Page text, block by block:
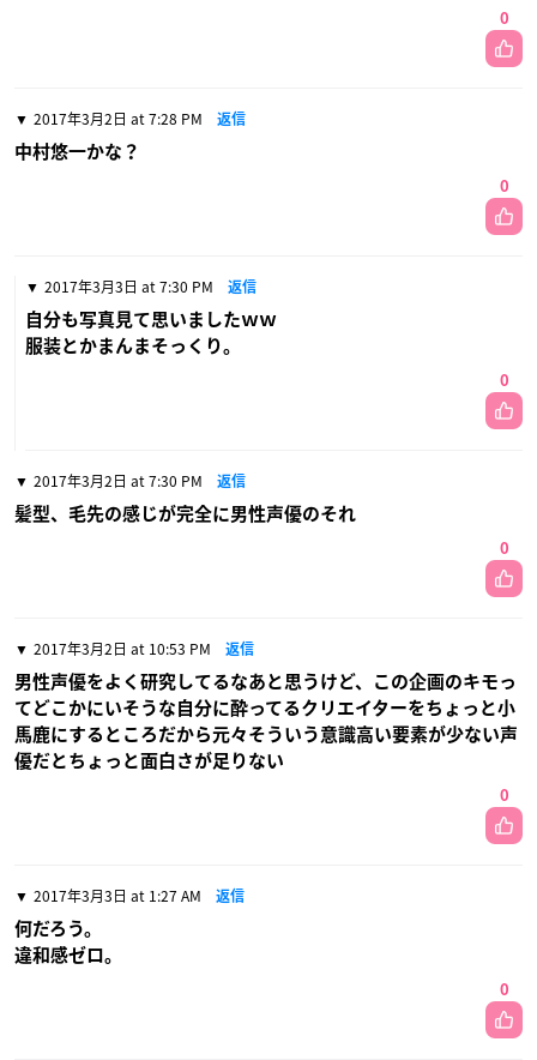
0
2017年3月2日 at 7:28 PM 返信
中村悠一かな？
0
2017年3月3日 at 7:30 PM 返信
自分も写真見て思いましたｗｗ
服装とかまんまそっくり。
0
2017年3月2日 at 7:30 PM 返信
髪型、毛先の感じが完全に男性声優のそれ
0
2017年3月2日 at 10:53 PM 返信
男性声優をよく研究してるなあと思うけど、この企画のキモっ
てどこかにいそうな自分に酔ってるクリエイターをちょっと小
馬鹿にするところだから元々そういう意識高い要素が少ない声
優だとちょっと面白さが足りない
0
2017年3月3日 at 1:27 AM 返信
何だろう。
違和感ゼロ。
0